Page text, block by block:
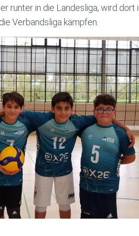
runter in die Landesliga, wird dort
Verbandsliga kämpfen.